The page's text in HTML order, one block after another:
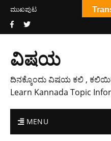
ಮುಖಪುಟ
ವಿಷಯ
ದಿನಕ್ಕೊಂದು ವಿಷಯ ಕಲಿ ,
Learn Kannada Topic
MENU